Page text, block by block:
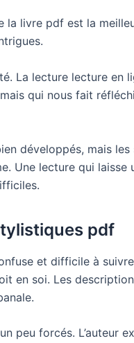
la livre pdf est la
La lecture lecture en
qui nous fait
développés, mais les
Une lecture qui laisse
pdf
et difficile à
en soi. Les
peu forcés. L’auteur